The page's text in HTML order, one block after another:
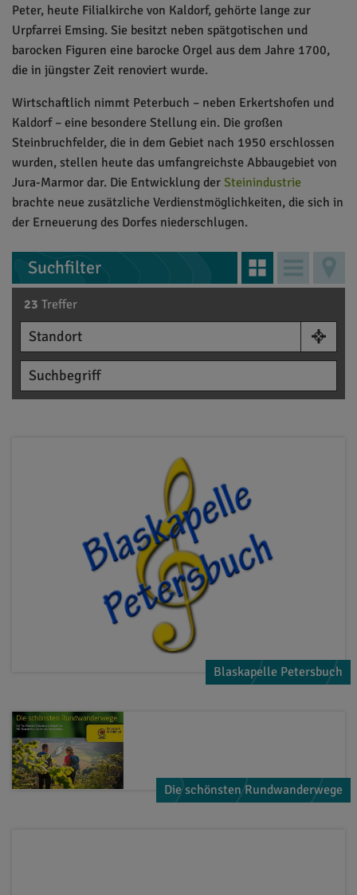
Peter, heute Filialkirche von Kaldorf, gehörte lange zur
Urpfarrei Emsing. Sie besitzt neben spätgotischen und
barocken Figuren eine barocke Orgel aus dem Jahre 1700,
die in jüngster Zeit renoviert wurde.
Wirtschaftlich nimmt Peterbuch – neben Erkertshofen und
Kaldorf – eine besondere Stellung ein. Die großen
Steinbruchfelder, die in dem Gebiet nach 1950 erschlossen
wurden, stellen heute das umfangreichste Abbaugebiet von
Jura-Marmor dar. Die Entwicklung der Steinindustrie
brachte neue zusätzliche Verdienstmöglichkeiten, die sich in
der Erneuerung des Dorfes niederschlugen.
Suchfilter
23 Treffer
Blaskapelle Petersbuch
Die schönsten Rundwanderwege